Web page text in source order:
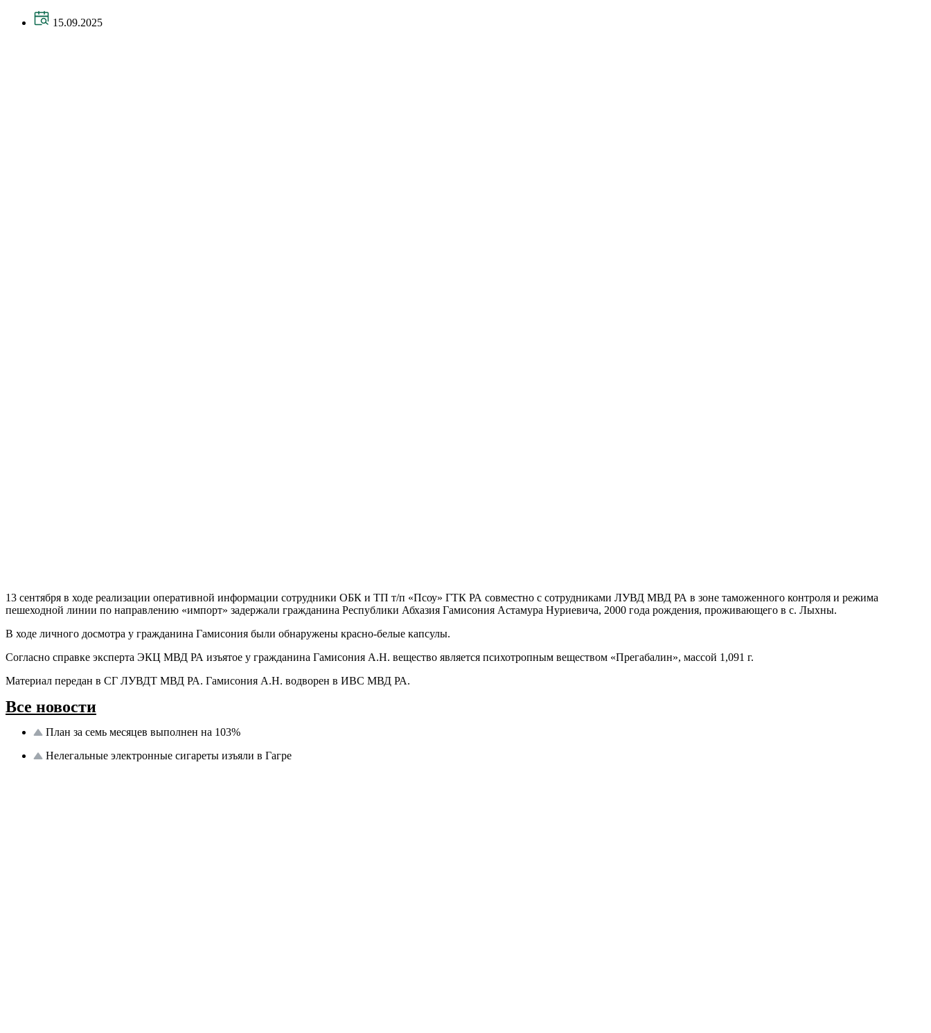
15.09.2025
13 сентября в ходе реализации оперативной информации сотрудники ОБК и ТП т/п «Псоу» ГТК РА совместно с сотрудниками ЛУВД МВД РА в зоне таможенного контроля и режима
пешеходной линии по направлению «импорт» задержали гражданина Республики Абхазия Гамисония Астамура Нуриевича, 2000 года рождения, проживающего в с. Лыхны.
В ходе личного досмотра у гражданина Гамисония были обнаружены красно-белые капсулы.
Согласно справке эксперта ЭКЦ МВД РА изъятое у гражданина Гамисония А.Н. вещество является психотропным веществом «Прегабалин», массой 1,091 г.
Материал передан в СГ ЛУВДТ МВД РА. Гамисония А.Н. водворен в ИВС МВД РА.
Все новости
План за семь месяцев выполнен на 103%
Нелегальные электронные сигареты изъяли в Гагре